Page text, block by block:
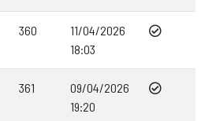
360
11/04/2026
18:03
361
09/04/2026
19:20